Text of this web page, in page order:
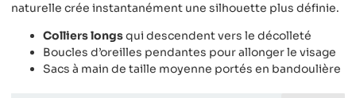
naturelle crée instantanément une silhouette plus définie.
Colliers longsqui descendent vers le décolleté
Boucles d’oreilles pendantes pour allonger le visage
Sacs à main de taille moyenne portés en bandoulière